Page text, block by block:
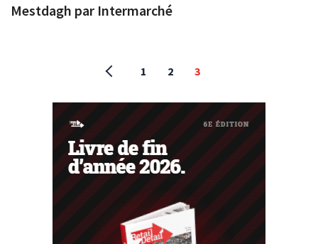
Mestdagh par Intermarché
1 2 3